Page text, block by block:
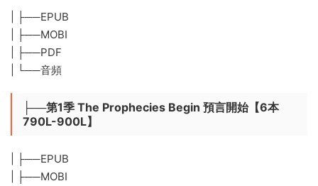
| ├──EPUB
| ├──MOBI
| ├──PDF
| └──音頻
├──第1季 The Prophecies Begin 預言開始【6本
790L-900L】
| ├──EPUB
| ├──MOBI